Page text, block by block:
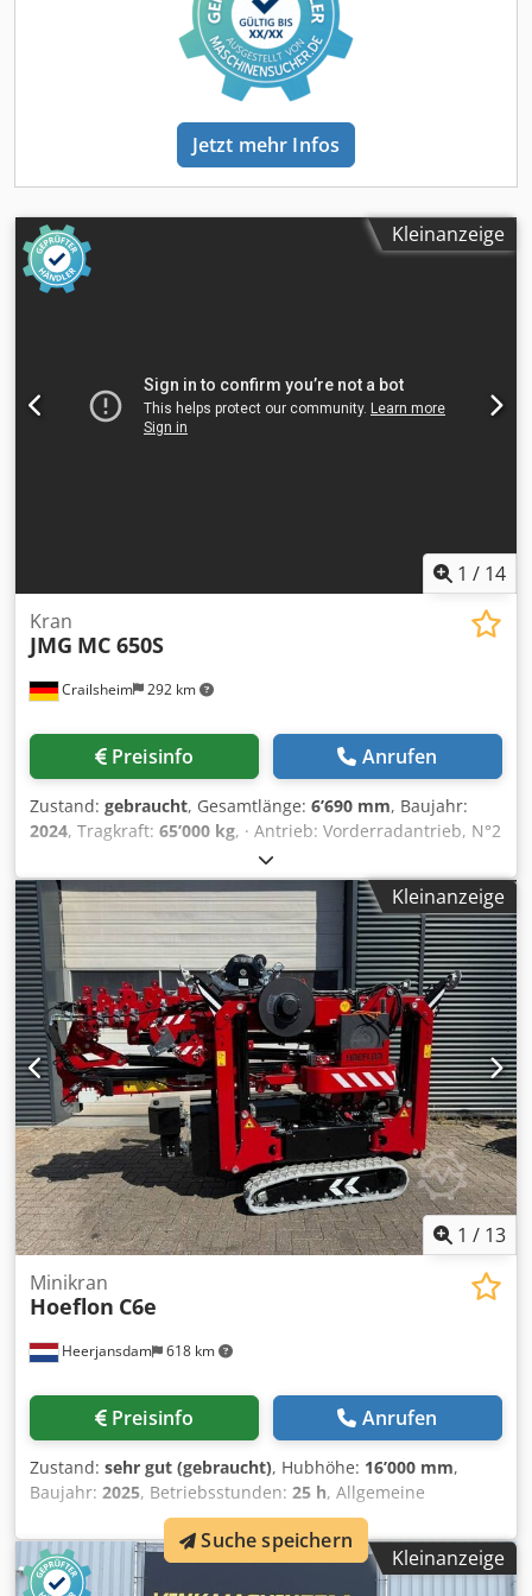
Flexible Versandoptionen je nach Zielort und logistischer
Anforderung. Alle Transporte werden professionell vom
Collé Rental & Sales Logistikteam organisiert.
Jetzt mehr Infos
Kleinanzeige
1 / 14
Crailsheim 292 km
Kran
JMG MC 650S
Preisinfo Anrufen
Zustand: gebraucht, Gesamtlänge: 6’690 mm, Baujahr:
2024, Tragkraft: 65’000 kg, · Antrieb: Vorderradantrieb, N°2
Elektromotoren AC 20 kW 96 V. Isolationsklasse H. ·
Abnehmbare Kontergewicht: Kg. 17.500 · Batterie: 96 V -
1550 Ah, 8 Arbeitsstunden · Lenkung: über die
Hinterachse, Lenkwinkel 90°/90° Crjdpfozi Hb Dex Akcef ·
Elektronische Lastbegrenzung · Automatisches
Bremssystem an allen Rädern · Hergestellt aus
vorgefertigten und verschweißten Stahlplatten ·
Auslegerwinkel +65°/-5° · Elektropumpe 2x 35 kW - 96 V AC.
Isolationsklasse H · Vorderachse Antrieb mit gegenläufiger
Bewegung · Proportional ausfahrbarer hydraulischer
Ausleger · zwei unabhängige Lenkeinheiten ·
Kontergewichte, die ohne extra Gerät montiert /
abgenommen werden können · mechanisch neigbarer
Auslegerkopf mit 3 Positionen
Kleinanzeige
1 / 13
Heerjansdam 618 km
Minikran
Hoeflon C6e
Preisinfo Anrufen
Zustand: sehr gut (gebraucht), Hubhöhe: 16’000 mm,
Baujahr: 2025, Betriebsstunden: 25 h, Allgemeine
Informationen Verwendungszweck: Bauwesen Gewichte
Leergewicht: 2.850 kg Funktionell Mastlänge: 1.600 cm
Oberarmlänge: 6 m Hubkapazität: 3.000 kg CE-Kleinanzeige
Suche speichern